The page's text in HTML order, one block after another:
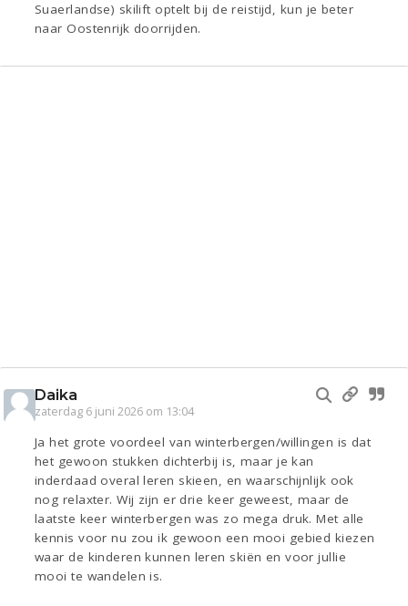
Suaerlandse) skilift optelt bij de reistijd, kun je beter
naar Oostenrijk doorrijden.
Daika
zaterdag 6 juni 2026 om 13:04
Ja het grote voordeel van winterbergen/willingen is dat
het gewoon stukken dichterbij is, maar je kan
inderdaad overal leren skieen, en waarschijnlijk ook
nog relaxter. Wij zijn er drie keer geweest, maar de
laatste keer winterbergen was zo mega druk. Met alle
kennis voor nu zou ik gewoon een mooi gebied kiezen
waar de kinderen kunnen leren skiën en voor jullie
mooi te wandelen is.